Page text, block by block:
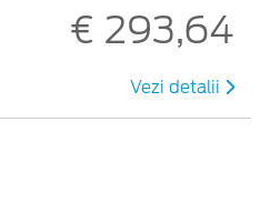
€ 293,64
Vezi detalii